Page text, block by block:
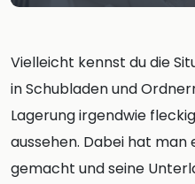
Vielleicht kennst du die
in Schubladen und
Lagerung irgendwie
aussehen. Dabei hat
gemacht und seine